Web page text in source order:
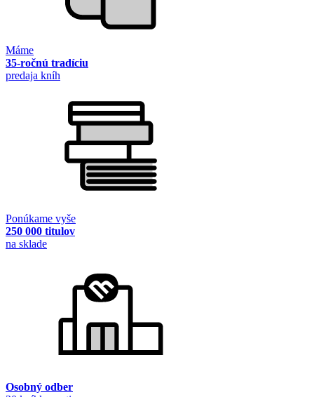
Máme
35-ročnú tradíciu
predaja kníh
Ponúkame vyše
250 000 titulov
na sklade
Osobný odber